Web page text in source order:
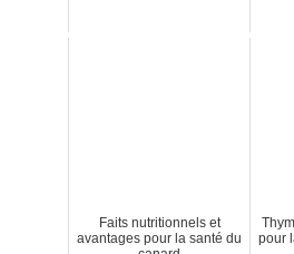
Faits nutritionnels et
avantages pour la santé du
pour